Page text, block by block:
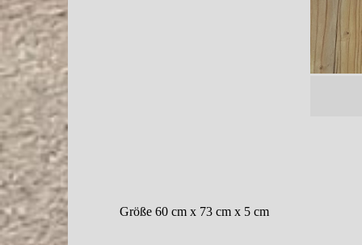
Größe 60 cm x 73 cm x 5 cm